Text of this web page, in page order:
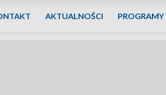
AKTUALNOŚCI PROGRAMY